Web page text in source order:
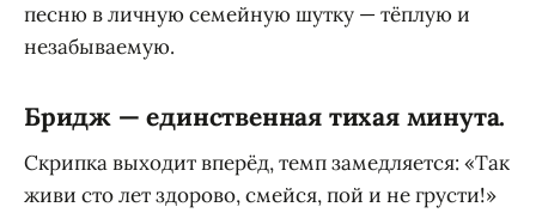
песню в личную семейную шутку — тёплую и
незабываемую.
Бридж — единственная тихая минута.
Скрипка выходит вперёд, темп замедляется: «Так
живи сто лет здорово, смейся, пой и не грусти!»